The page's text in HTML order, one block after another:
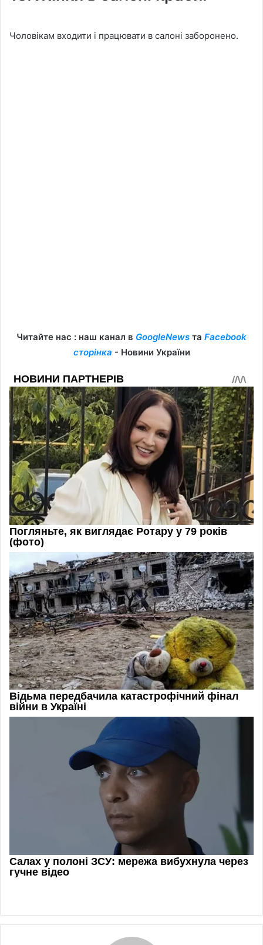
Чоловікам входити і працювати в салоні заборонено.
Читайте нас : наш канал в GoogleNews та Facebook
сторінка - Новини України